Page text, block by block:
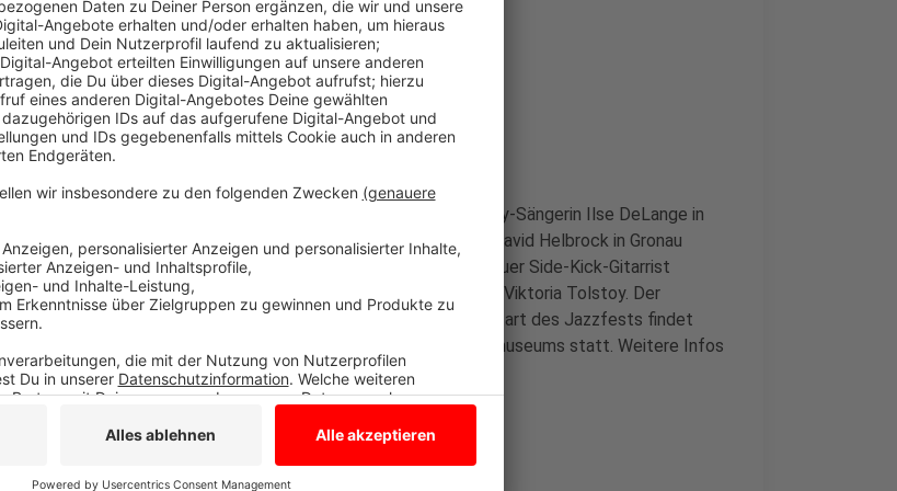
Anzeige
Neu: Warm Up- Party
Anzeige
Beim Jazzfest 2025 werden die niederländische Pop- und Country-Sängerin Ilse DeLange in
Gronau (siehe Foto oben) sowie der österreichische Jazzpianist David Helbrock in Gronau
erwartet. Konzerte geben auch das Trio "Dirty Loops" , Stings treuer Side-Kick-Gitarrist
Dominic Miller, Torsten Goods und die schwedische Jazzsängerin Viktoria Tolstoy. Der
Vorverkauf startet am Montag, 11.11.24. Vor dem eigentlichen Start des Jazzfests findet
erstmals auch eine WarmUp-Party in der Turbine des rock`n`popmuseums statt. Weitere Infos
findet ihrhier!